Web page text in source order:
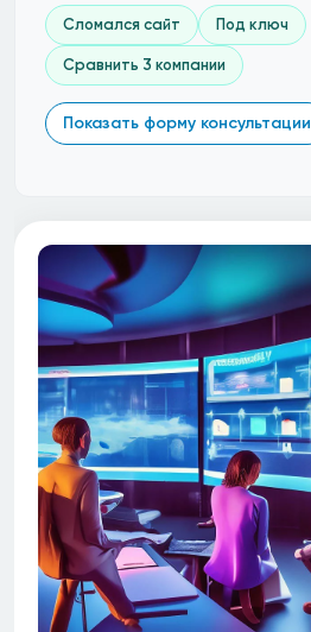
Сломался сайт Под ключ
Сравнить 3 компании
Показать форму консультации